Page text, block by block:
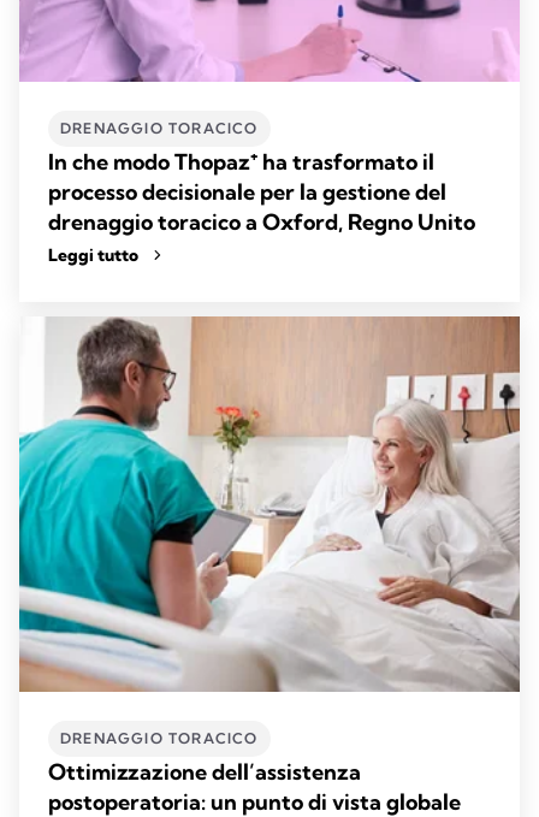
DRENAGGIO TORACICO
In che modo Thopaz⁺ ha trasformato il
processo decisionale per la gestione del
drenaggio toracico a Oxford, Regno Unito
Leggi tutto
DRENAGGIO TORACICO
Ottimizzazione dell’assistenza
postoperatoria: un punto di vista globale